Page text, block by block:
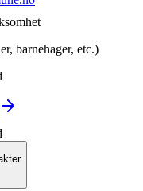
barnehager, etc.)